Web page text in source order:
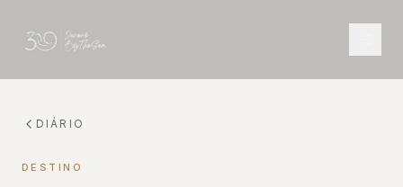
DIÁRIO
DESTINO